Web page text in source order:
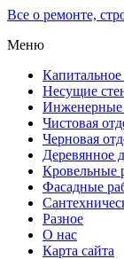
Все о ремонте,
Меню
Несущие
Инженерные
Чистовая
Черновая
Деревянное
Кровельные
Фасадные
Разное
О нас
Карта сайта